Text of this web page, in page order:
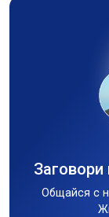
Общайся с